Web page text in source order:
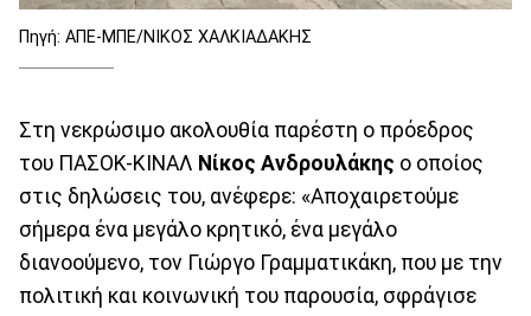
Πηγή: ΑΠΕ-ΜΠΕ/ΝΙΚΟΣ ΧΑΛΚΙΑΔΑΚΗΣ
Στη νεκρώσιμο ακολουθία παρέστη ο πρόεδρος
του ΠΑΣΟΚ-ΚΙΝΑΛ Νίκος Ανδρουλάκης ο οποίος
στις δηλώσεις του, ανέφερε: «Αποχαιρετούμε
σήμερα ένα μεγάλο κρητικό, ένα μεγάλο
διανοούμενο, τον Γιώργο Γραμματικάκη, που με την
πολιτική και κοινωνική του παρουσία, σφράγισε